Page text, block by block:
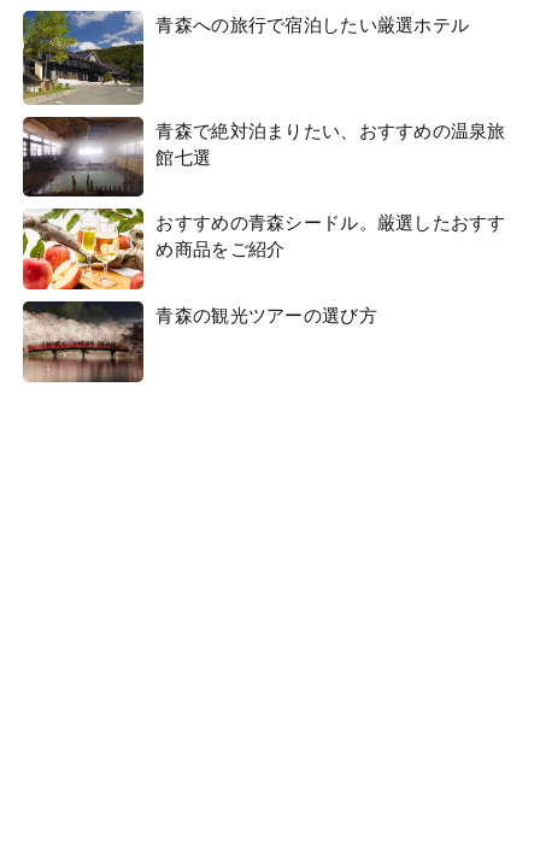
青森への旅行で宿泊したい厳選ホテル
青森で絶対泊まりたい、おすすめの温泉旅
館七選
おすすめの青森シードル。厳選したおすす
め商品をご紹介
青森の観光ツアーの選び方